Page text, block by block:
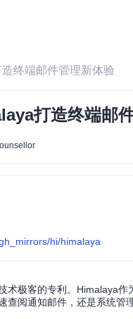
终端邮件管理新体验
打造终端邮
hi/himalaya
术极客的专利。Himalaya
查阅通知邮件，还是系统管